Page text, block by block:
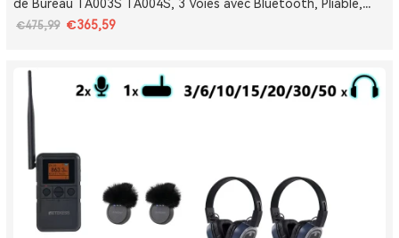
de Bureau TA003S TA004S, 3 Voies avec Bluetooth, Pliable,
Type-C, Bass Boost
€475,99 €365,59